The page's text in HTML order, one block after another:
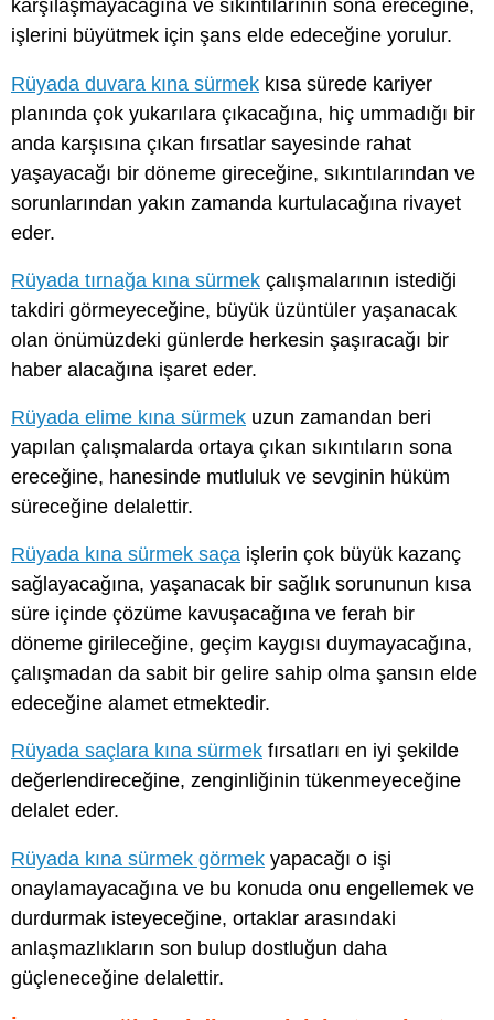
karşılaşmayacağına ve sıkıntılarının sona ereceğine,
işlerini büyütmek için şans elde edeceğine yorulur.
Rüyada duvara kına sürmek kısa sürede kariyer
planında çok yukarılara çıkacağına, hiç ummadığı bir
anda karşısına çıkan fırsatlar sayesinde rahat
yaşayacağı bir döneme gireceğine, sıkıntılarından ve
sorunlarından yakın zamanda kurtulacağına rivayet
eder.
Rüyada tırnağa kına sürmek çalışmalarının istediği
takdiri görmeyeceğine, büyük üzüntüler yaşanacak
olan önümüzdeki günlerde herkesin şaşıracağı bir
haber alacağına işaret eder.
Rüyada elime kına sürmek uzun zamandan beri
yapılan çalışmalarda ortaya çıkan sıkıntıların sona
ereceğine, hanesinde mutluluk ve sevginin hüküm
süreceğine delalettir.
Rüyada kına sürmek saça işlerin çok büyük kazanç
sağlayacağına, yaşanacak bir sağlık sorununun kısa
süre içinde çözüme kavuşacağına ve ferah bir
döneme girileceğine, geçim kaygısı duymayacağına,
çalışmadan da sabit bir gelire sahip olma şansın elde
edeceğine alamet etmektedir.
Rüyada saçlara kına sürmek fırsatları en iyi şekilde
değerlendireceğine, zenginliğinin tükenmeyeceğine
delalet eder.
Rüyada kına sürmek görmek yapacağı o işi
onaylamayacağına ve bu konuda onu engellemek ve
durdurmak isteyeceğine, ortaklar arasındaki
anlaşmazlıkların son bulup dostluğun daha
güçleneceğine delalettir.